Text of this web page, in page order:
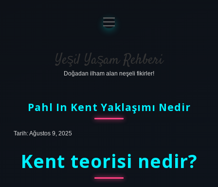
Anasayfa
Gizlilik Politikası
Yasal Uyarı
menüyü
aç
Yeşil Yaşam Rehberi
Doğadan ilham alan neşeli fikirler!
Pahl In Kent Yaklaşımı Nedir
Tarih: Ağustos 9, 2025
Kent teorisi nedir?